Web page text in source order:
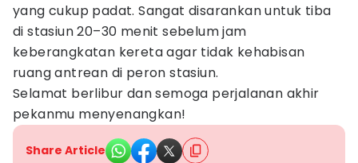
yang cukup padat. Sangat disarankan untuk tiba
di stasiun 20–30 menit sebelum jam
keberangkatan kereta agar tidak kehabisan
ruang antrean di peron stasiun.
Selamat berlibur dan semoga perjalanan akhir
pekanmu menyenangkan!
Share Article